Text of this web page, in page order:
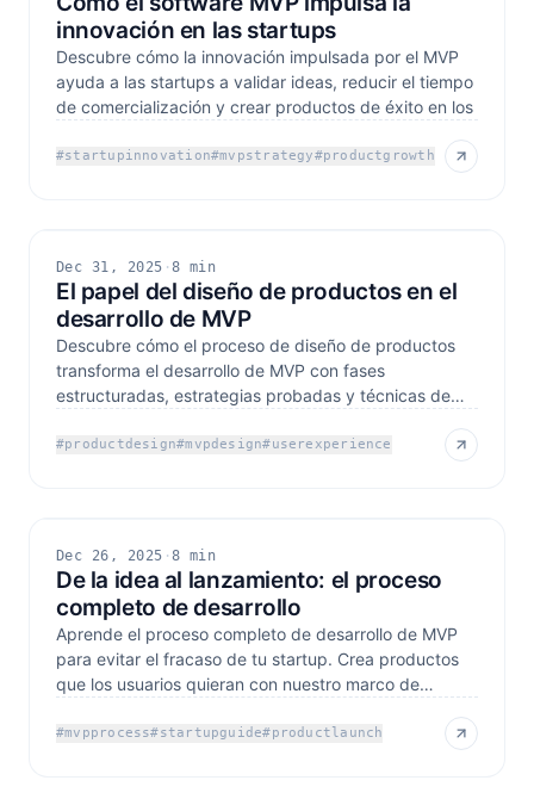
innovación en las startups
Descubre cómo la innovación impulsada por el MVP
ayuda a las startups a validar ideas, reducir el tiempo
de comercialización y crear productos de éxito en los
#startupinnovation#mvpstrategy#productgrowth
Dec 31, 2025 · 8 min
El papel del diseño de productos en el
desarrollo de MVP
Descubre cómo el proceso de diseño de productos
transforma el desarrollo de MVP con fases
estructuradas, estrategias probadas y técnicas de
#productdesign#mvpdesign#userexperience
Dec 26, 2025 · 8 min
De la idea al lanzamiento: el proceso
completo de desarrollo
Aprende el proceso completo de desarrollo de MVP
para evitar el fracaso de tu startup. Crea productos
que los usuarios quieran con nuestro marco de
#mvpprocess#startupguide#productlaunch